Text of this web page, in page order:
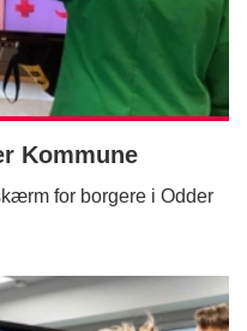
Kommune
for borgere i Odder